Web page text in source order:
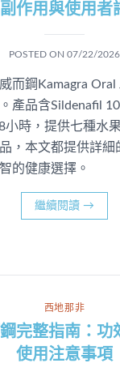
作用與使用者
POSTED ON 07/22/2026
而鋼Kamagra Oral
產品含Sildenafil
小時，提供七種水
，本文都提供詳
的健康選擇。
繼續閱讀 →
西地那非
完整指南：功
使用注意事項